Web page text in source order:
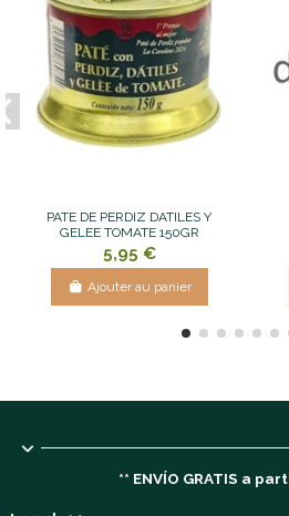
PATE DE PERDIZ DATILES Y
GELEE TOMATE 150GR
5,95 €
Ajouter au panier
** ENVÍO GRATIS a